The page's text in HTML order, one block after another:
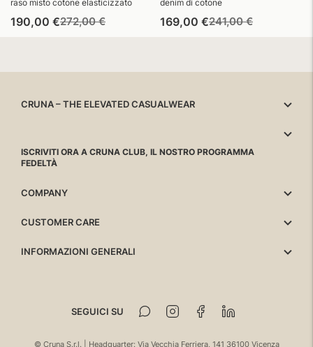
raso misto cotone elasticizzato
190,00 €Prezzo
272,00 €Prezzo
denim di cotone
169,00 €Prezzo
241,00 €Prezzo
CRUNA – THE ELEVATED CASUALWEAR
ISCRIVITI ORA A CRUNA CLUB, IL NOSTRO PROGRAMMA
FEDELTÀ
COMPANY
CUSTOMER CARE
INFORMAZIONI GENERALI
SEGUICI SU
© Cruna S.r.l. | Headquarter: Via Vecchia Ferriera, 141 36100 Vicenza